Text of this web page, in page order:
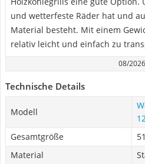
und wetterfeste Räder hat und
Material besteht. Mit einem
relativ leicht und einfach zu
08/2026
Technische Details
Modell
Gesamtgröße
Material